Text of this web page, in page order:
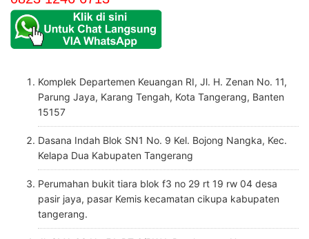
Komplek Departemen Keuangan RI, Jl. H. Zenan No. 11,
Parung Jaya, Karang Tengah, Kota Tangerang, Banten
15157
Dasana Indah Blok SN1 No. 9 Kel. Bojong Nangka, Kec.
Kelapa Dua Kabupaten Tangerang
Perumahan bukit tiara blok f3 no 29 rt 19 rw 04 desa
pasir jaya, pasar Kemis kecamatan cikupa kabupaten
tangerang.